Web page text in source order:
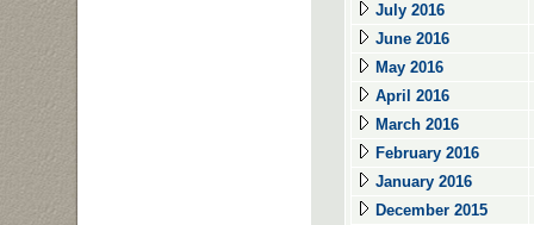
July 2016
June 2016
May 2016
April 2016
March 2016
February 2016
January 2016
December 2015